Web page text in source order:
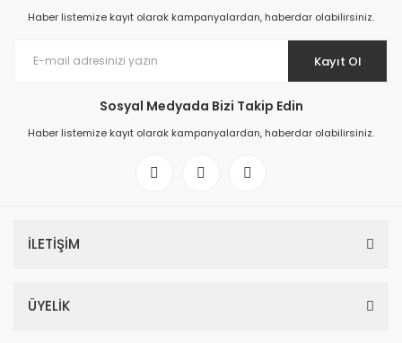
Haber listemize kayıt olarak kampanyalardan, haberdar olabilirsiniz.
Kayıt Ol
Sosyal Medyada Bizi Takip Edin
Haber listemize kayıt olarak kampanyalardan, haberdar olabilirsiniz.
İLETİŞİM
ÜYELİK